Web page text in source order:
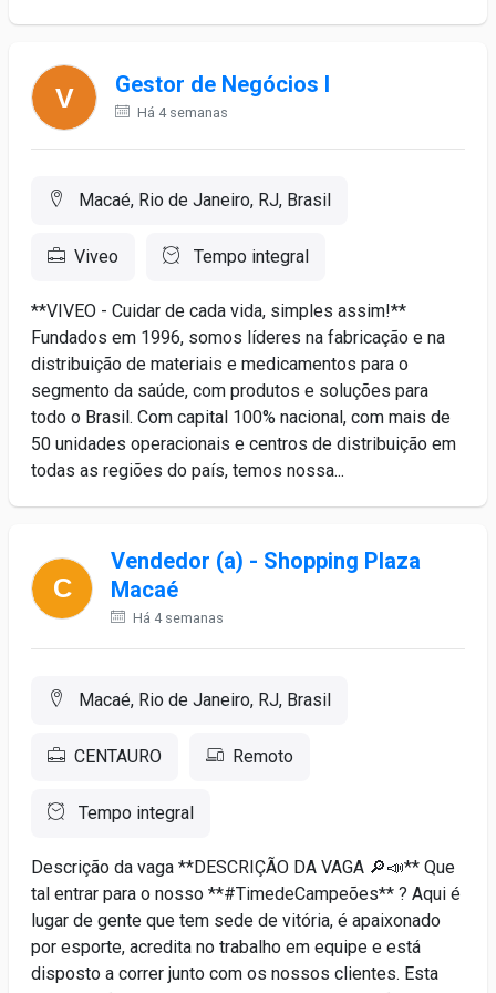
Gestor de Negócios I
Há 4 semanas
Macaé, Rio de Janeiro, RJ, Brasil
Viveo Tempo integral
**VIVEO - Cuidar de cada vida, simples assim!**
Fundados em 1996, somos líderes na fabricação e na
distribuição de materiais e medicamentos para o
segmento da saúde, com produtos e soluções para
todo o Brasil. Com capital 100% nacional, com mais de
50 unidades operacionais e centros de distribuição em
todas as regiões do país, temos nossa...
Vendedor (a) - Shopping Plaza
Macaé
Há 4 semanas
Macaé, Rio de Janeiro, RJ, Brasil
CENTAURO Remoto
Tempo integral
Descrição da vaga **DESCRIÇÃO DA VAGA 🔎📣** Que
tal entrar para o nosso **#TimedeCampeões** ? Aqui é
lugar de gente que tem sede de vitória, é apaixonado
por esporte, acredita no trabalho em equipe e está
disposto a correr junto com os nossos clientes. Esta